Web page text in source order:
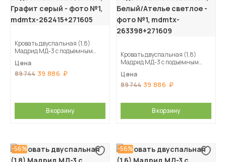
Кровать двуспальная (1,8)
Мадрид МД-3 с подъемным
Цена
89 744 39 886
В корзину
Кровать двуспальная (1,8)
Мадрид МД-3 с подъемным
светлое
Цена
89 744 39 886
В корзину
-56% -56%